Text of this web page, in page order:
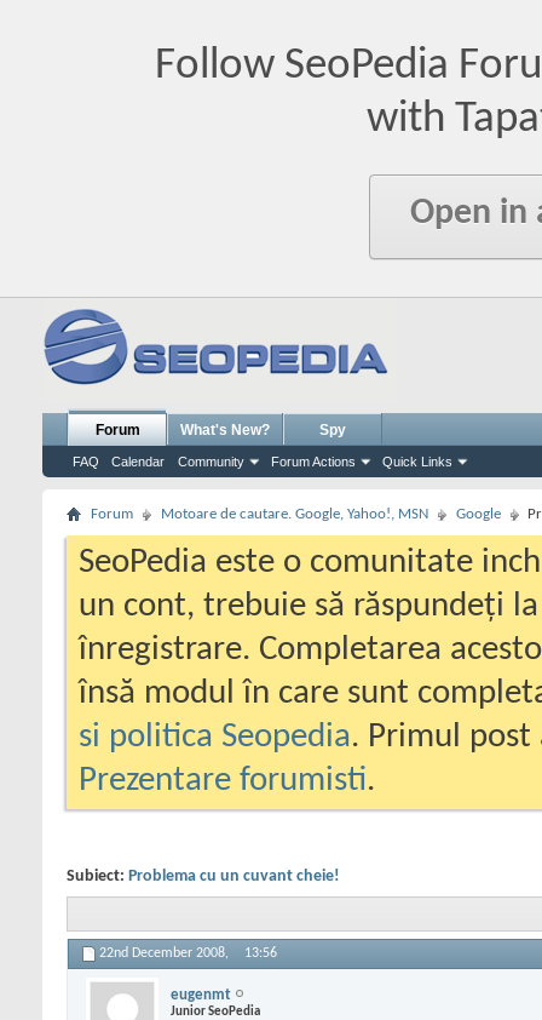
Follow SeoPedia
with
Open in
Forum
FAQ Calendar Community Forum Actions Quick Links
What's New? Spy
Forum Motoare de cautare. Google, Yahoo!, MSN Google
SeoPedia este o comunitate
un cont, trebuie să răspundeți
înregistrare. Completarea
însă modul în care sunt
si politica Seopedia. Primul
Prezentare forumisti.
Subiect: Problema cu un cuvant cheie!
22nd December 2008, 13:56
eugenmt
Junior SeoPedia